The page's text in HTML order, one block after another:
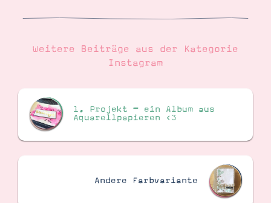
Suche Impressum Datenschutz
Weitere Beiträge aus der Kategorie
Instagram
1. Projekt – ein Album aus
Aquarellpapieren <3
Andere Farbvariante